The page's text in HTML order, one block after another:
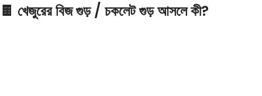
🍫 খেজুরের বিজ গুড় / চকলেট গুড় আসলে কী?